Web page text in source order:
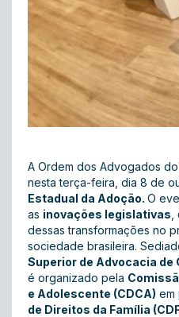
A Ordem dos Advogados
nesta terça-feira, dia 8 de
Estadual da Adoção. O
as inovações legislativas
dessas transformações no
sociedade brasileira.
Superior de Advocacia de
é organizado pela
e Adolescente (CDCA) em
de Direitos da Família